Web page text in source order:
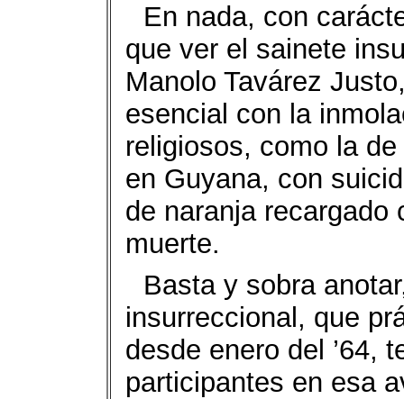
En nada, con
que ver el sainete
Manolo Tavárez
esencial con la
religiosos, como la
en Guyana, con
de naranja recargado
muerte.
Basta y sobra
insurreccional, que
desde enero del ’64,
participantes en esa